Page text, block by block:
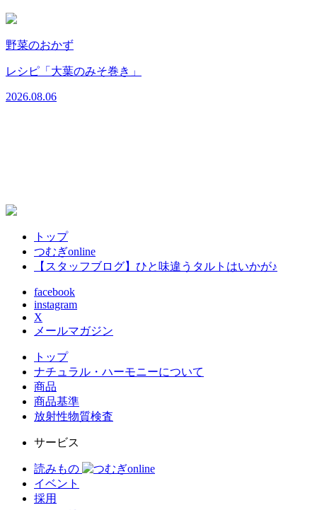
野菜のおかず
レシピ「大葉のみそ巻き」
2026.08.06
トップ
つむぎonline
【スタッフブログ】ひと味違うタルトはいかが♪
facebook
instagram
X
メールマガジン
トップ
ナチュラル・ハーモニーについて
商品
商品基準
放射性物質検査
サービス
読みもの
イベント
採用